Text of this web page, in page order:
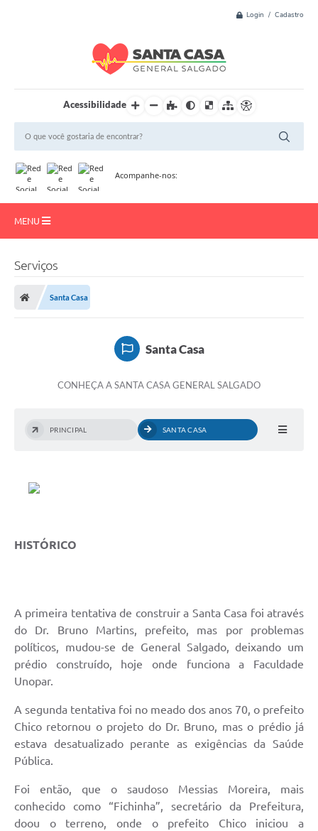
Login / Cadastro
Acessibilidade
Acompanhe-nos:
MENU
Institucional
Notícias
Licitação
Links
Contato
Serviços
Santa Casa
Santa Casa
CONHEÇA A SANTA CASA GENERAL SALGADO
PRINCIPAL SANTA CASA
HISTÓRICO
A primeira tentativa de construir a Santa Casa foi através
do Dr. Bruno Martins, prefeito, mas por problemas
políticos, mudou-se de General Salgado, deixando um
prédio construído, hoje onde funciona a Faculdade
Unopar.
A segunda tentativa foi no meado dos anos 70, o prefeito
Chico retornou o projeto do Dr. Bruno, mas o prédio já
estava desatualizado perante as exigências da Saúde
Pública.
Foi então, que o saudoso Messias Moreira, mais
conhecido como “Fichinha”, secretário da Prefeitura,
doou o terreno, onde o prefeito Chico iniciou a